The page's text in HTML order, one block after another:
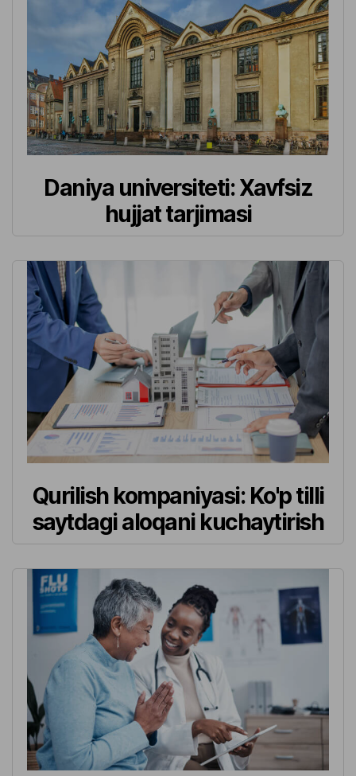
Daniya universiteti: Xavfsiz
hujjat tarjimasi
Qurilish kompaniyasi: Ko'p tilli
saytdagi aloqani kuchaytirish